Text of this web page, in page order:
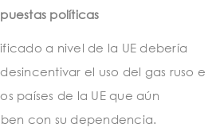
políticas
a nivel de la UE debería
el uso del gas ruso e
países de la UE que aún
con su dependencia.